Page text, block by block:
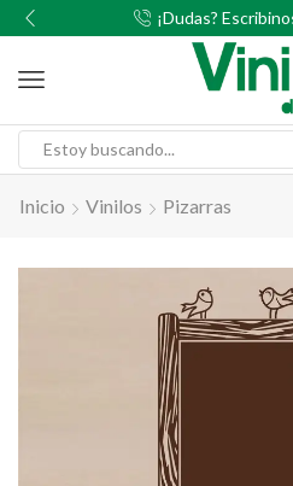
¡Dudas?
Inicio Vinilos Pizarras